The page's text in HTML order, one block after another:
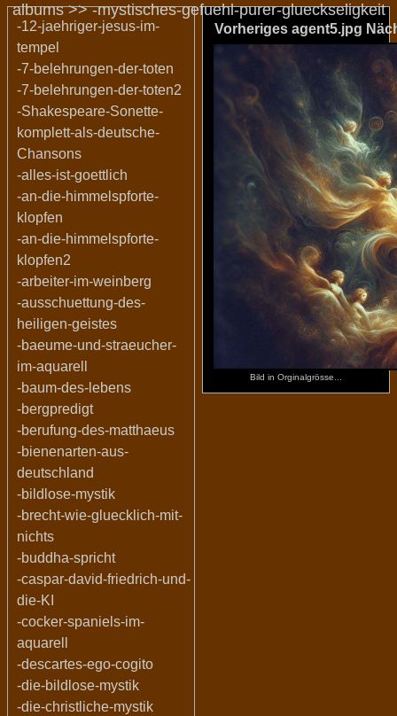
albums>>-mystisches-gefuehl-purer-glueckseligkeit
-12-jaehriger-jesus-im-
tempel
-7-belehrungen-der-toten
-7-belehrungen-der-toten2
-Shakespeare-Sonette-
komplett-als-deutsche-
Chansons
-alles-ist-goettlich
-an-die-himmelspforte-
klopfen
-an-die-himmelspforte-
klopfen2
-arbeiter-im-weinberg
-ausschuettung-des-
heiligen-geistes
-baeume-und-straeucher-
im-aquarell
-baum-des-lebens
-bergpredigt
-berufung-des-matthaeus
-bienenarten-aus-
deutschland
-bildlose-mystik
-brecht-wie-gluecklich-mit-
nichts
-buddha-spricht
-caspar-david-friedrich-und-
die-KI
-cocker-spaniels-im-
aquarell
-descartes-ego-cogito
-die-bildlose-mystik
-die-christliche-mystik
Vorheriges agent5.jpg
Bild in Orginalgrösse...